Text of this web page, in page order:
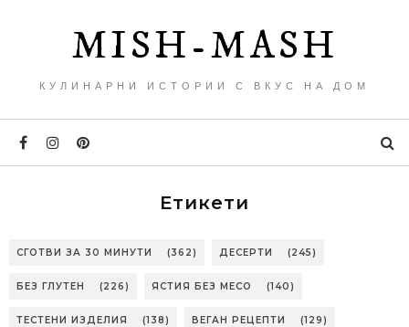
MISH-MASH
КУЛИНАРНИ ИСТОРИИ С ВКУС НА ДОМ
Етикети
СГОТВИ ЗА 30 МИНУТИ (362) ДЕСЕРТИ (245)
БЕЗ ГЛУТЕН (226) ЯСТИЯ БЕЗ МЕСО (140)
ТЕСТЕНИ ИЗДЕЛИЯ (138) ВЕГАН РЕЦЕПТИ (129)